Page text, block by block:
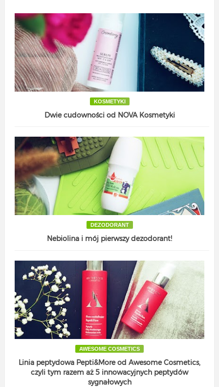
KOSMETYKI
Dwie cudowności od NOVA Kosmetyki
DEZODORANT
Nebiolina i mój pierwszy dezodorant!
AWESOME COSMETICS
Linia peptydowa Pepti&More od Awesome Cosmetics,
czyli tym razem aż 5 innowacyjnych peptydów
sygnałowych